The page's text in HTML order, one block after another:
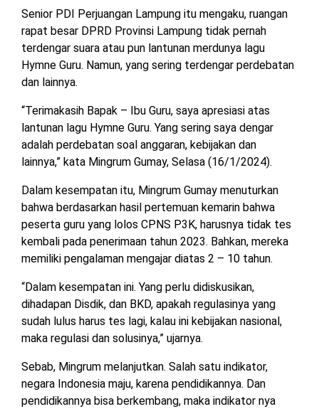
MESUJI
PESISIR
BARAT
BAWANG
TULANG
BAWANG
BARAT
WAYKANAN
DPRD
LAMTIM
DPRD
LAMPUNG
UTARA
DPRD
DPRD
PESISIR
TULANG
BAWANG
DPRD
TULANG
BAWANG
DPRD
WAYKANAN
Senior PDI Perjuangan Lampung itu mengaku, ruangan
rapat besar DPRD Provinsi Lampung tidak pernah
terdengar suara atau pun lantunan merdunya lagu
Hymne Guru. Namun, yang sering terdengar perdebatan
dan lainnya.
“Terimakasih Bapak – Ibu Guru, saya apresiasi atas
lantunan lagu Hymne Guru. Yang sering saya dengar
adalah perdebatan soal anggaran, kebijakan dan
lainnya,” kata Mingrum Gumay, Selasa (16/1/2024).
Dalam kesempatan itu, Mingrum Gumay menuturkan
bahwa berdasarkan hasil pertemuan kemarin bahwa
peserta guru yang lolos CPNS P3K, harusnya tidak tes
kembali pada penerimaan tahun 2023. Bahkan, mereka
memiliki pengalaman mengajar diatas 2 – 10 tahun.
“Dalam kesempatan ini. Yang perlu didiskusikan,
dihadapan Disdik, dan BKD, apakah regulasinya yang
sudah lulus harus tes lagi, kalau ini kebijakan nasional,
maka regulasi dan solusinya,” ujarnya.
Sebab, Mingrum melanjutkan. Salah satu indikator,
negara Indonesia maju, karena pendidikannya. Dan
pendidikannya bisa berkembang, maka indikator nya